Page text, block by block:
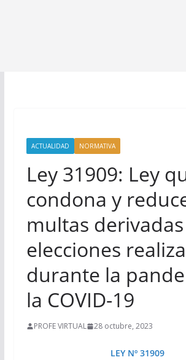
ACTUALIDAD NORMATIVA
Ley 31909: Ley
condona y
multas
elecciones
durante la
la COVID-19
PROFE VIRTUAL 28 octubre, 2023
LEY Nº 31909